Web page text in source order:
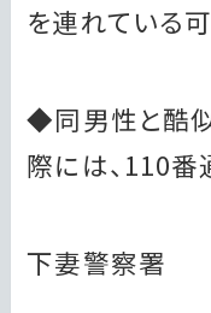
を連れている
◆同男性と酷
際には、110番
下妻警察署